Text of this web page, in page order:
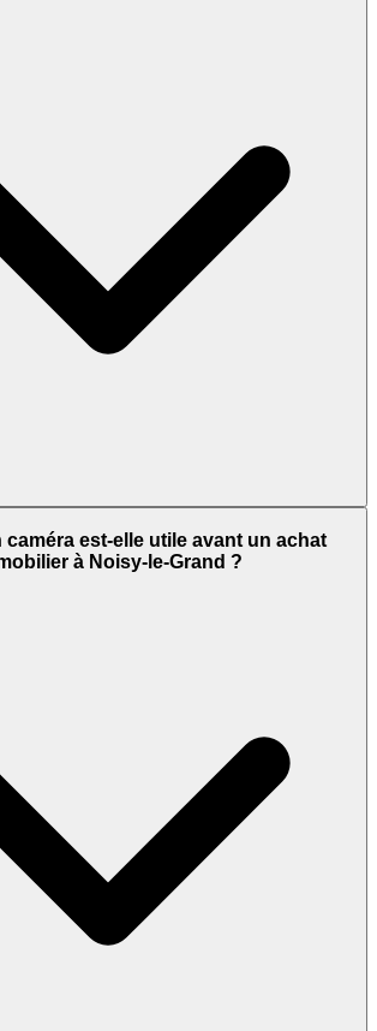
est-elle utile avant un achat
à Noisy-le-Grand ?